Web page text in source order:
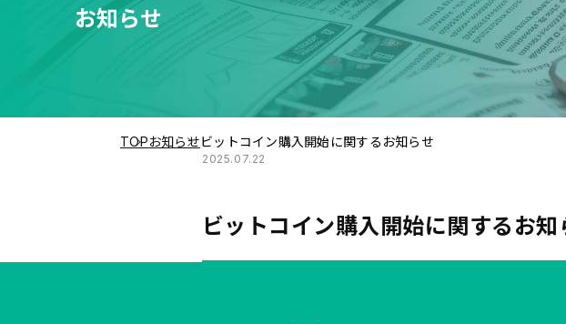
お知らせ
TOPお知らせビットコイン購入開始に関するお知らせ
2025.07.22
ビットコイン購入開始に関するお知